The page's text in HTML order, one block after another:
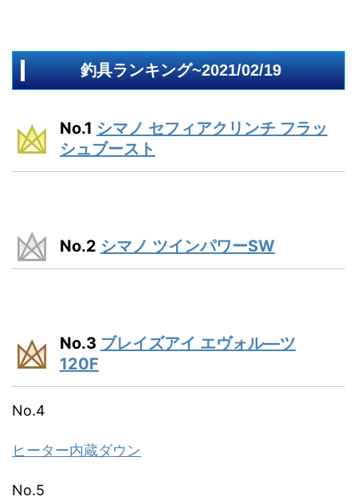
釣具ランキング~2021/02/19
No.1 シマノ セフィアクリンチ フラッ
シュブースト
No.2 シマノ ツインパワーSW
No.3 ブレイズアイ エヴォル―ツ
120F
No.4
ヒーター内蔵ダウン
No.5